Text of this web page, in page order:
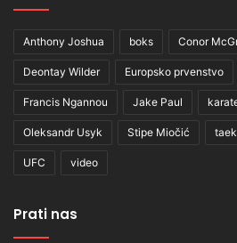
Anthony Joshua boks Conor
Deontay Wilder Europsko prvenstvo
Francis Ngannou Jake Paul
Oleksandr Usyk Stipe Miočić
UFC video
Prati nas